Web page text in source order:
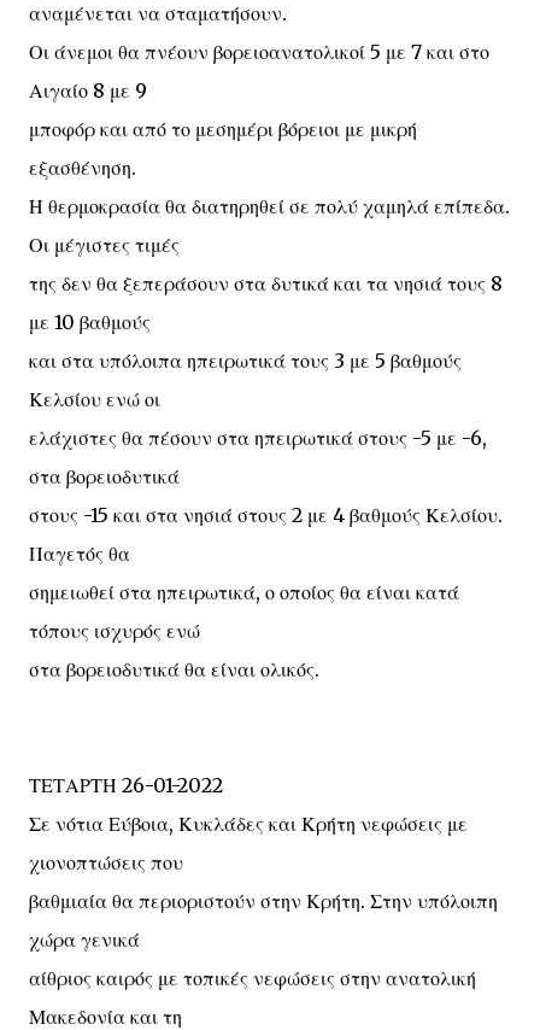
αναμένεται να σταματήσουν.
Οι άνεμοι θα πνέουν βορειοανατολικοί 5 με 7 και στο
Αιγαίο 8 με 9
μποφόρ και από το μεσημέρι βόρειοι με μικρή
εξασθένηση.
Η θερμοκρασία θα διατηρηθεί σε πολύ χαμηλά επίπεδα.
Οι μέγιστες τιμές
της δεν θα ξεπεράσουν στα δυτικά και τα νησιά τους 8
με 10 βαθμούς
και στα υπόλοιπα ηπειρωτικά τους 3 με 5 βαθμούς
Κελσίου ενώ οι
ελάχιστες θα πέσουν στα ηπειρωτικά στους -5 με -6,
στα βορειοδυτικά
στους -15 και στα νησιά στους 2 με 4 βαθμούς Κελσίου.
Παγετός θα
σημειωθεί στα ηπειρωτικά, ο οποίος θα είναι κατά
τόπους ισχυρός ενώ
στα βορειοδυτικά θα είναι ολικός.
ΤΕΤΑΡΤΗ 26-01-2022
Σε νότια Εύβοια, Κυκλάδες και Κρήτη νεφώσεις με
χιονοπτώσεις που
βαθμιαία θα περιοριστούν στην Κρήτη. Στην υπόλοιπη
χώρα γενικά
αίθριος καιρός με τοπικές νεφώσεις στην ανατολική
Μακεδονία και τη